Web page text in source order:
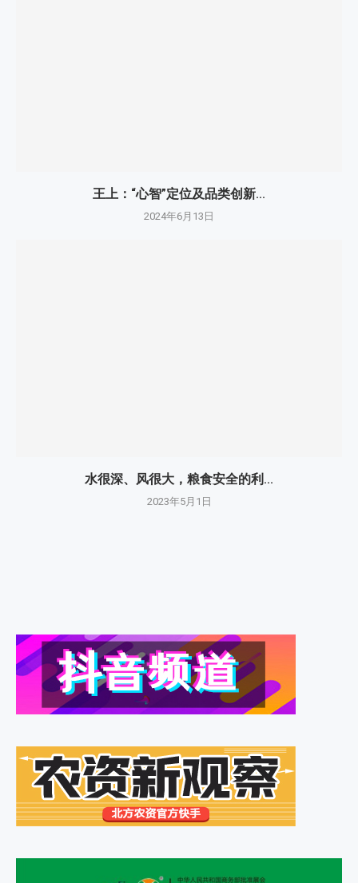
王上：“心智”定位及品类创新...
2024年6月13日
水很深、风很大，粮食安全的利...
2023年5月1日